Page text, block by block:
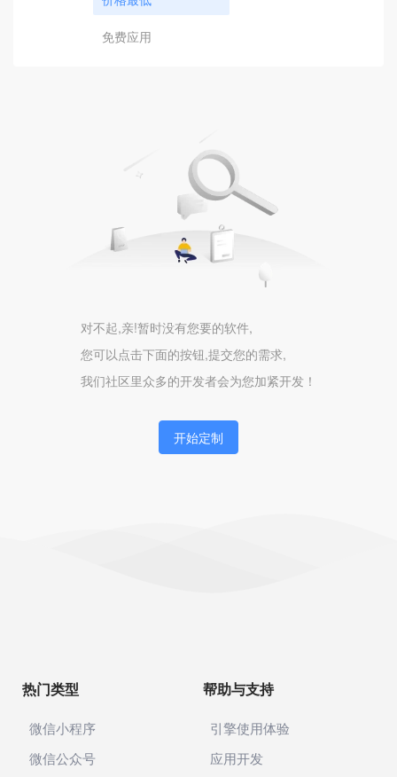
免费应用
对不起,亲!暂时没有您要的软件,
您可以点击下面的按钮,提交您的需求,
我们社区里众多的开发者会为您加紧开发！
开始定制
热门类型
微信小程序
微信公众号
帮助与支持
引擎使用体验
应用开发